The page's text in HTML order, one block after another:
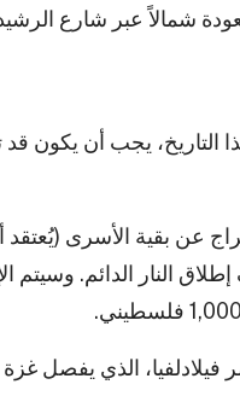
شمالاً عبر شارع
فيلادلفيا، الذي يفصل